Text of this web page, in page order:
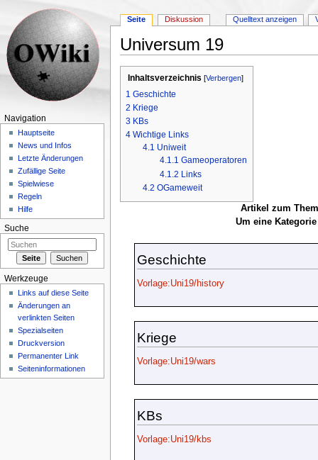
Universum 19
Inhaltsverzeichnis [Verbergen]
1 Geschichte
2 Kriege
3 KBs
4 Wichtige Links
4.1 Uniweit
4.1.1 Gameoperatoren
4.1.2 Links
4.2 OGameweit
Artikel zum
Um eine
Geschichte
Vorlage:Uni19/history
Kriege
Vorlage:Uni19/wars
KBs
Vorlage:Uni19/kbs
Seite Diskussion Quelltext anzeigen
Navigation
Hauptseite
News und Infos
Letzte Änderungen
Zufällige Seite
Spielwiese
Regeln
Hilfe
Suche
Werkzeuge
Links auf diese Seite
Änderungen an
verlinkten Seiten
Spezialseiten
Druckversion
Permanenter Link
Seiteninformationen